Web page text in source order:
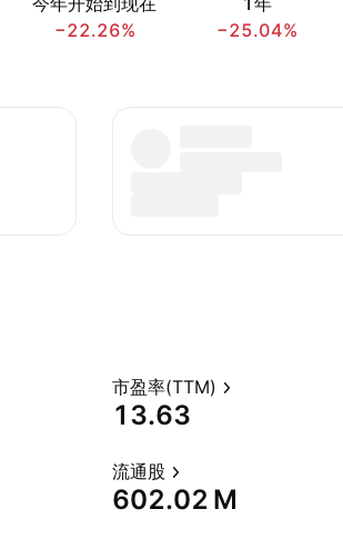
−22.26%
−25.04%
市盈率(TTM)
13.63
流通股
‪602.02 M‬